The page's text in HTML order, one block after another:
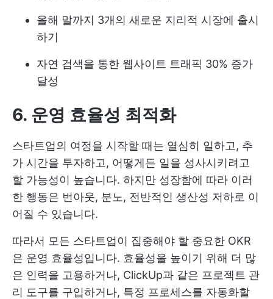
올해 말까지 3개의 새로운 지리적 시장에 출시
하기
자연 검색을 통한 웹사이트 트래픽 30% 증가
달성
6. 운영 효율성 최적화
스타트업의 여정을 시작할 때는 열심히 일하고, 추
가 시간을 투자하고, 어떻게든 일을 성사시키려고
할 가능성이 높습니다. 하지만 성장함에 따라 이러
한 행동은 번아웃, 분노, 전반적인 생산성 저하로 이
어질 수 있습니다.
따라서 모든 스타트업이 집중해야 할 중요한 OKR
은 운영 효율성입니다. 효율성을 높이기 위해 더 많
은 인력을 고용하거나, ClickUp과 같은 프로젝트 관
리 도구를 구입하거나, 특정 프로세스를 자동화할